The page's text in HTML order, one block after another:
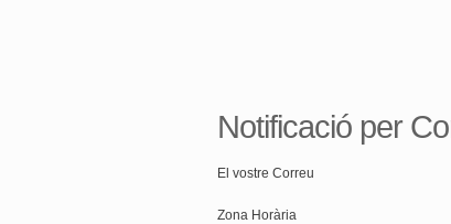
Notificació per
El vostre Correu
Zona Horària